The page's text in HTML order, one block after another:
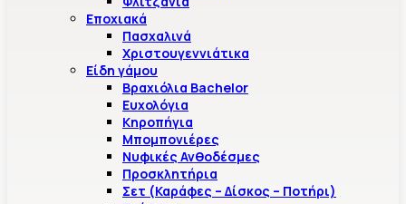
Εποχιακά
Πασχαλινά
Χριστουγεννιάτικα
Είδη γάμου
Βραχιόλια Bachelor
Ευχολόγια
Κηροπήγια
Μπομπονιέρες
Νυφικές Ανθοδέσμες
Προσκλητήρια
Σετ (Καράφες – Δίσκος – Ποτήρι)